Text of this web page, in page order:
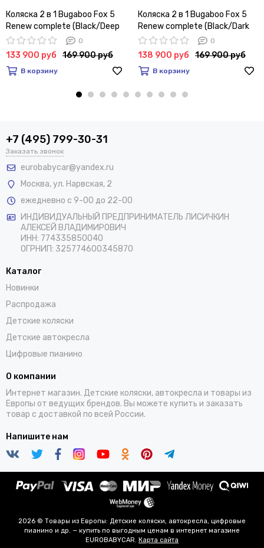
Коляска 2 в 1 Bugaboo Fox 5
Renew complete (Black/Deep
indigo-deep indigo) 0
133 900 руб 169 900 руб
В корзину
Коляска 2 в 1 Bugaboo Fox 5
Renew complete (Black/Dark
Cherry/Dark Cherry)0
138 900 руб 169 900 руб
В корзину
+7 (495) 799-30-31
Заказать звонок
eurobabycar@yandex.ru
Москва,ул. Нарвская, 2
ежедневно с 9-00 до 22-00
ИНДИВИДУАЛЬНЫЙ ПРЕДПРИНИМАТЕЛЬ ЛИСИЧКИН
АЛЕКСЕЙ ВЛАДИМИРОВИЧ
ИНН: 774335850040
ОГРНИП: 325774600345870
Каталог
Новинки
Распродажа
Детские коляски
Детские автокресла
Цифровые пианино
О компании
Интернет магазин. Детские коляски, автокресла и товары из
Европы от ведущих брендов. Вы можете купить и заказать
товар с доставкой по всей России.
Напишите нам
2026 © Товары из Европы: Детские коляски, автокресла, цифровые
пианино и др. — купить по выгодным ценам в интернет магазине
EUROBABYCAR. Карта сайта